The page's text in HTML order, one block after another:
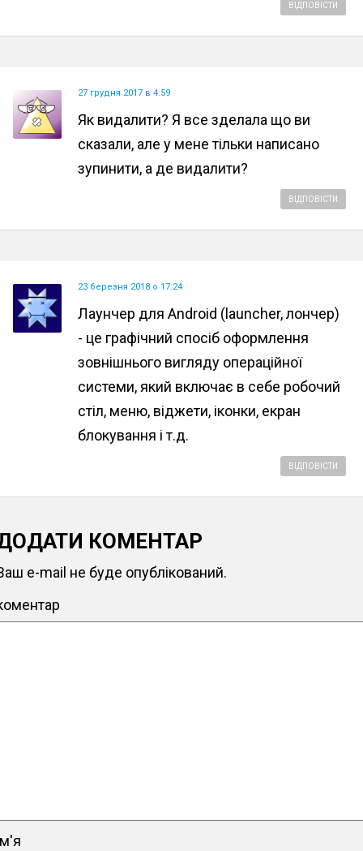
ВІДПОВІСТИ
27 грудня 2017 в 4:59
Як видалити? Я все зделала що ви
сказали, але у мене тільки написано
зупинити, а де видалити?
ВІДПОВІСТИ
23 березня 2018 о 17:24
Лаунчер для Android (launcher, лончер)
- це графічний спосіб оформлення
зовнішнього вигляду операційної
системи, який включає в себе робочий
стіл, меню, віджети, іконки, екран
блокування і т.д.
ВІДПОВІСТИ
КОМЕНТАР
e-mail не буде опублікований.